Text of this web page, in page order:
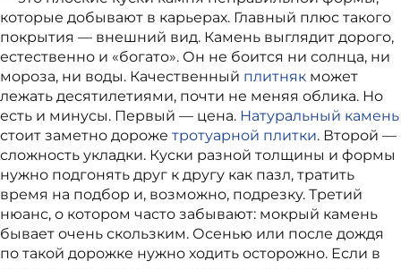
которые добывают в карьерах. Главный плюс такого
покрытия — внешний вид. Камень выглядит дорого,
естественно и «богато». Он не боится ни солнца, ни
мороза, ни воды. Качественный плитняк может
лежать десятилетиями, почти не меняя облика. Но
есть и минусы. Первый — цена. Натуральный камень
стоит заметно дороже тротуарной плитки. Второй —
сложность укладки. Куски разной толщины и формы
нужно подгонять друг к другу как пазл, тратить
время на подбор и, возможно, подрезку. Третий
нюанс, о котором часто забывают: мокрый камень
бывает очень скользким. Осенью или после дождя
по такой дорожке нужно ходить осторожно. Если в